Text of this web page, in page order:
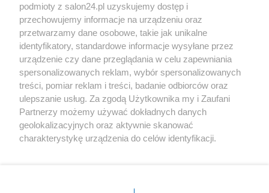
Społeczeństwo
Kultura
X Facebook Instagram Youtube
podmioty z salon24.pl uzyskujemy dostęp i
przechowujemy informacje na urządzeniu oraz
przetwarzamy dane osobowe, takie jak unikalne
identyfikatory, standardowe informacje wysyłane przez
urządzenie czy dane przeglądania w celu zapewniania
spersonalizowanych reklam, wybór spersonalizowanych
treści, pomiar reklam i treści, badanie odbiorców oraz
ulepszanie usług. Za zgodą Użytkownika my i Zaufani
Partnerzy możemy używać dokładnych danych
geolokalizacyjnych oraz aktywnie skanować
charakterystykę urządzenia do celów identyfikacji.
zmienić/wycofać klikając przycisk ustawień prywatności